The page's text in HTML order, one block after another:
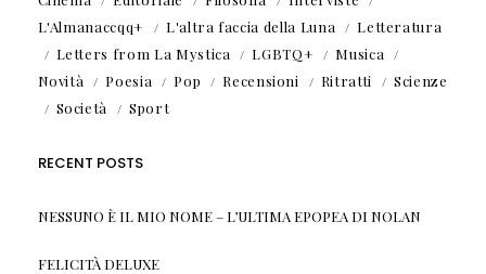
L'Almanaccqq+
L'altra faccia della Luna
Letteratura
Letters from La Mystica
LGBTQ+
Musica
Novità
Poesia Pop Recensioni Ritratti
Scienze
Società
Sport
RECENT POSTS
NESSUNO È IL MIO NOME – L’ULTIMA EPOPEA DI NOLAN
FELICITÀ DELUXE